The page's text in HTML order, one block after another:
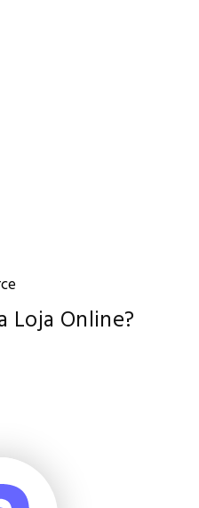
Loja Online?